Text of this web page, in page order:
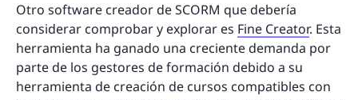
Otro software creador de SCORM que debería
considerar comprobar y explorar es Fine Creator. Esta
herramienta ha ganado una creciente demanda por
parte de los gestores de formación debido a su
herramienta de creación de cursos compatibles con